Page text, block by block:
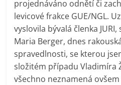
projednáváno odnětí či
levicové frakce GUE/NGL.
vyslovila bývalá členka
Maria Berger, dnes
spravedlnosti, se kterou
složitém případu Vladimíra
všechno neznamená